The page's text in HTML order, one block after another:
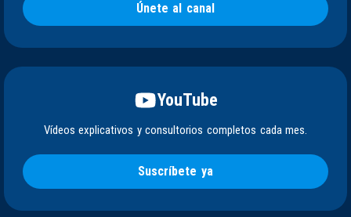
Únete al canal
YouTube
Vídeos explicativos y consultorios completos cada mes.
Suscríbete ya